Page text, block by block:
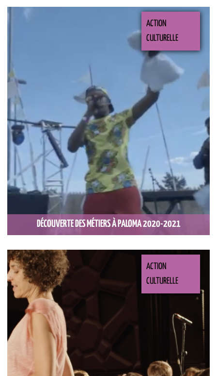
DÉCOUVERTE DES MÉTIERS À PALOMA 2020-2021
ACTION
CULTURELLE
ACTION
CULTURELLE